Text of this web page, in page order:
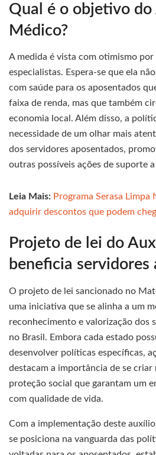
Qual é o objetivo
Médico?
A medida é vista com otimismo
especialistas. Espera-se que ela
com saúde para os aposentados
faixa de renda, mas que também
economia local. Além disso, a
necessidade de um olhar mais
dos servidores aposentados,
outras possíveis ações de suporte
Leia Mais: Programa Serasa Limpa
adquirir descontos que podem
Projeto de lei do
beneficia servidores
O projeto de lei sancionado no
uma iniciativa que se alinha a um
reconhecimento e valorização dos
no Brasil. Embora cada estado
desenvolver políticas específicas,
destacam a importância de se criar
proteção social que garantam um
com qualidade de vida.
Com a implementação deste
se posiciona na vanguarda das